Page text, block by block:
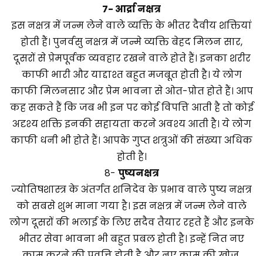
7- आर्द्रा नक्षत्र
इस नक्षत्र में जन्म लेने वाले व्यक्ति के भीतर दैवीय शक्तियां
होती हैं। पुनर्वसु नक्षत्र में जन्मे व्यक्ति बेहद मिलन सार,
दूसरों से प्रेमपूर्वक व्यवहार रखने वाले होते हैं। इनका शरीर
काफी भारी और याद्दाश्त बहुत मजबूत होती है। ये लोग
काफी मिलनसार और प्रेम भावना से ओत-प्रोत होते हैं। आप
कह सकते हैं कि जब भी इन पर कोई विपत्ति आती है तो कोई
अदृश्य शक्ति इनकी सहायता करने अवश्य आती है। ये लोग
काफी धनी भी होते हैं। आपके गुप्त शत्रुओं की संख्या अधिक
होती है।
8- पुष्यनक्षत्र
ज्योतिषशास्त्र के अंतर्गत शनिदेव के प्रभाव वाले पुष्य नक्षत्र
को सबसे शुभ माना गया है। इस नक्षत्र में जन्म लेने वाले
लोग दूसरों की भलाई के लिए सदैव तैयार रहते हैं और इनके
भीतर सेवा भावना भी बहुत प्रबल होती है। इन्हें नित नए